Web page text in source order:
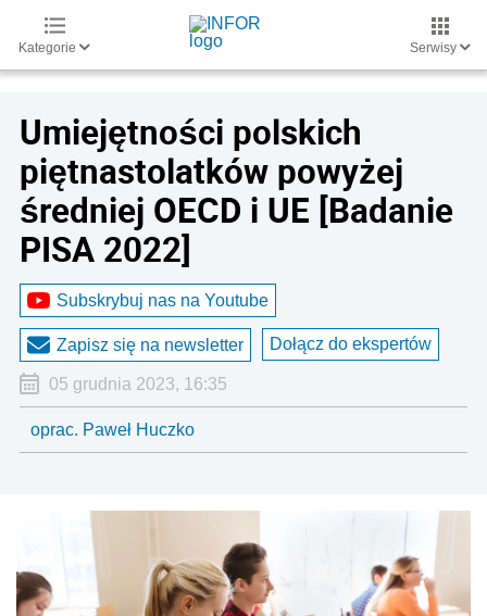
Kategorie Serwisy
Umiejętności polskich
piętnastolatków powyżej
średniej OECD i UE [Badanie
PISA 2022]
Subskrybuj nas na Youtube
Zapisz się na newsletter Dołącz do ekspertów
05 grudnia 2023, 16:35
oprac. Paweł Huczko